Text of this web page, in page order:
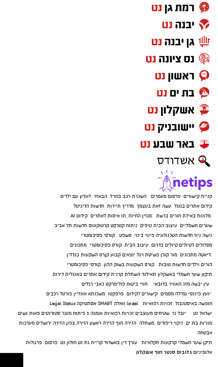
קניית קישורים פרסום מאמרים השכרת רכב בחו"ל הבאזר לונדון עם ילדים
קידום אתרים בגוגל עשה זאת בעצמך מדריך תיירות חדשות הדיגיטל
מלונות באילת חורים ברשת מגזין החיות ,תו אימות לאתרים קידום AI
שערים חשמליים עיצוב הבית טיפים ניתוח קטרקט קרטוקונוס חדשות תל אביב
נישה ניוז חדשות הטכנולוגיה פינוי בינוי משפט
קורסי פסיכומטרי
מסלולים לטיולים טיולים בדרום עיצוב הבית קורס פסיכומטרי מתכונים
דיאטה מתכונים מור קורן פשיטת רגל יוצאים קבוע קןרס השקעות בנדל"ן
הורים וילדים חדשות טובות קורס השקעות בשוק ההון קורסי פסיכומטרי
תיקון שער חשמלי באשקלון תאילנד השתלת קרנית קידום אתרים באנגלית דירות
עין יבשה מזג האוויר בדובאי חוזי ביטוח פולימרקט כאבי רגלים
יועץ פיננסי גמילה מסמים קישורים לקידום פרפקטו משכנתא אונליין פורטל רכבים
חופשה באיסטנבול זכויות רפואיות Israel וואלה SMART אסתטיקה Legal Status
ישראל נט
יובל גז שטיחים מעוצבים זכויות רפואיות אומגה 3 פיתוח מוצר סטודנטים פאות נשים
מוניות בת ים ניקוי ריפודים משתלה הזירה חוף הזירה ראשון הזירה צפון הזירה ירושלים מערכות
אבטחה
תיקן שער חשמלי קרקעות חקלאיות עורך דין באשדוד קריית גת נט חולון נט פרסום פרגולות
אלומיניום גלובוס סנטר חוף אשקלון